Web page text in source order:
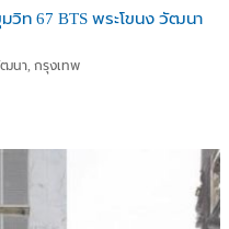
มวิท 67 BTS พระโขนง วัฒนา
นา, กรุงเทพ